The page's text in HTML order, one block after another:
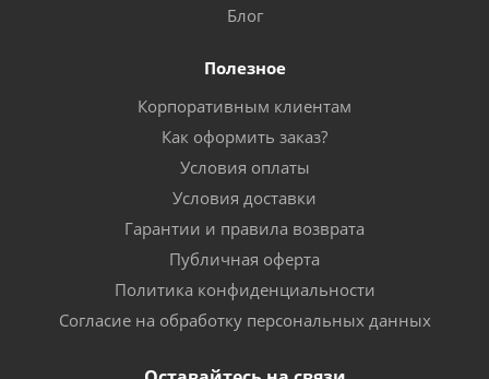
Блог
Полезное
Корпоративным клиентам
Как оформить заказ?
Условия оплаты
Условия доставки
Гарантии и правила возврата
Публичная оферта
Политика конфиденциальности
Согласие на обработку персональных данных